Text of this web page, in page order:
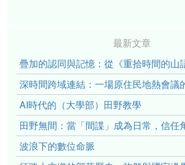
最新文章
疊加的認同與記憶：從《重拾時間的
深時間跨域連結：一場原住民地熱會議
AI時代的（大學部）田野教學
田野無間：當「間諜」成為日常，信任
波浪下的數位命脈